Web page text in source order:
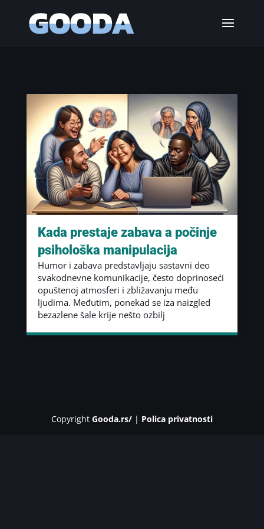
Kada prestaje zabava a počinje
psihološka manipulacija
Humor i zabava predstavljaju sastavni deo
svakodnevne komunikacije, često doprinoseći
opuštenoj atmosferi i zbližavanju među
ljudima. Međutim, ponekad se iza naizgled
bezazlene šale krije nešto ozbilj
Copyright Gooda.rs/| Polica privatnosti